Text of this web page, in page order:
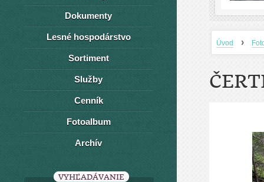
Úvod ›
Dokumenty
Lesné hospodárstvo
Sortiment
Služby
Cenník
Fotoalbum
Archív
VYHĽADÁVANIE